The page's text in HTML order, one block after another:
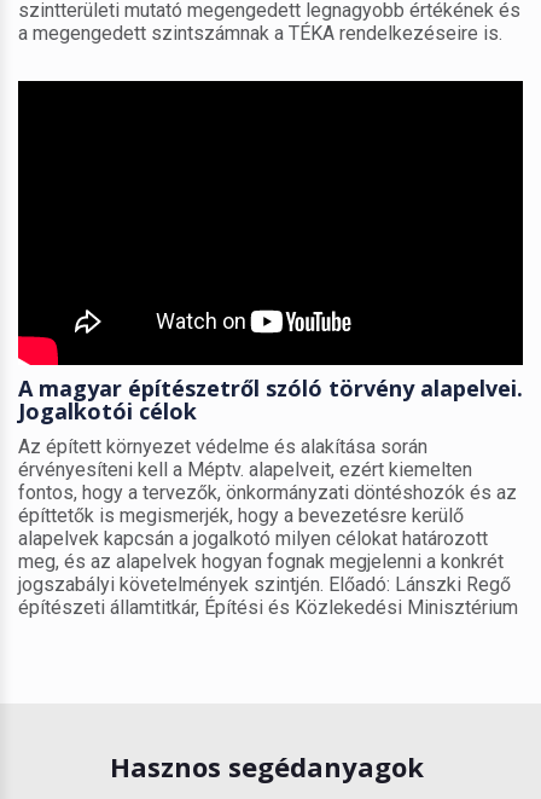
szintterületi mutató megengedett legnagyobb értékének és
a megengedett szintszámnak a TÉKA rendelkezéseire is.
A magyar építészetről szóló törvény alapelvei.
Jogalkotói célok
Az épített környezet védelme és alakítása során
érvényesíteni kell a Méptv. alapelveit, ezért kiemelten
fontos, hogy a tervezők, önkormányzati döntéshozók és az
építtetők is megismerjék, hogy a bevezetésre kerülő
alapelvek kapcsán a jogalkotó milyen célokat határozott
meg, és az alapelvek hogyan fognak megjelenni a konkrét
jogszabályi követelmények szintjén. Előadó: Lánszki Regő
építészeti államtitkár, Építési és Közlekedési Minisztérium
Hasznos segédanyagok